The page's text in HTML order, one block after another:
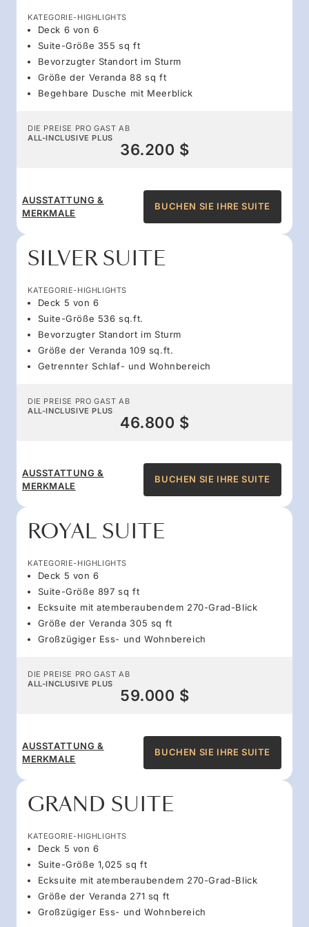
KATEGORIE-HIGHLIGHTS
Deck 6 von 6
Suite-Größe 355 sq ft
Bevorzugter Standort im Sturm
Größe der Veranda 88 sq ft
Begehbare Dusche mit Meerblick
DIE PREISE PRO GAST AB
ALL-INCLUSIVE PLUS
36.200 $
AUSSTATTUNG &
MERKMALE
BUCHEN SIE IHRE SUITE
SILVER SUITE
KATEGORIE-HIGHLIGHTS
Deck 5 von 6
Suite-Größe 536 sq.ft.
Bevorzugter Standort im Sturm
Größe der Veranda 109 sq.ft.
Getrennter Schlaf- und Wohnbereich
DIE PREISE PRO GAST AB
ALL-INCLUSIVE PLUS
46.800 $
AUSSTATTUNG &
MERKMALE
BUCHEN SIE IHRE SUITE
ROYAL SUITE
KATEGORIE-HIGHLIGHTS
Deck 5 von 6
Suite-Größe 897 sq ft
Ecksuite mit atemberaubendem 270-Grad-Blick
Größe der Veranda 305 sq ft
Großzügiger Ess- und Wohnbereich
DIE PREISE PRO GAST AB
ALL-INCLUSIVE PLUS
59.000 $
AUSSTATTUNG &
MERKMALE
BUCHEN SIE IHRE SUITE
GRAND SUITE
KATEGORIE-HIGHLIGHTS
Deck 5 von 6
Suite-Größe 1,025 sq ft
Ecksuite mit atemberaubendem 270-Grad-Blick
Größe der Veranda 271 sq ft
Großzügiger Ess- und Wohnbereich